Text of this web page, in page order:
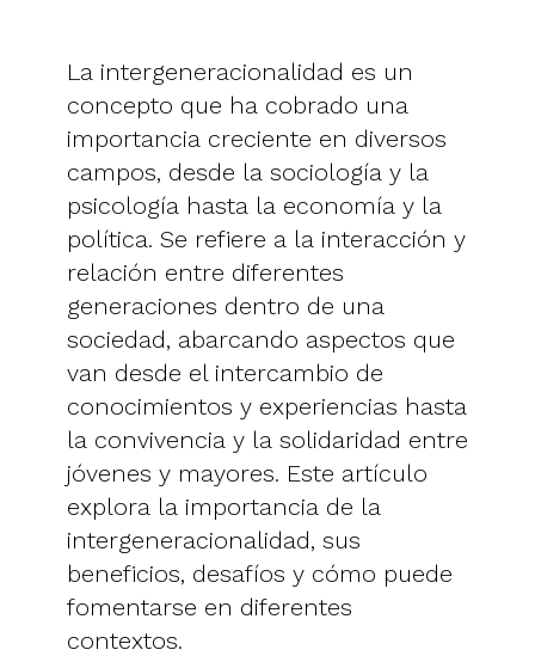
La intergeneracionalidad es un
concepto que ha cobrado una
importancia creciente en diversos
campos, desde la sociología y la
psicología hasta la economía y la
política. Se refiere a la interacción y
relación entre diferentes
generaciones dentro de una
sociedad, abarcando aspectos que
van desde el intercambio de
conocimientos y experiencias hasta
la convivencia y la solidaridad entre
jóvenes y mayores. Este artículo
explora la importancia de la
intergeneracionalidad, sus
beneficios, desafíos y cómo puede
fomentarse en diferentes
contextos.